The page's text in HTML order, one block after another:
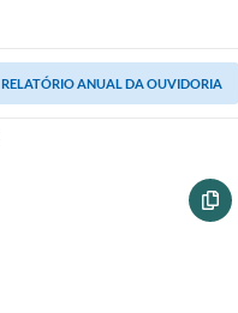
RELATÓRIO ANUAL DA OUVIDORIA